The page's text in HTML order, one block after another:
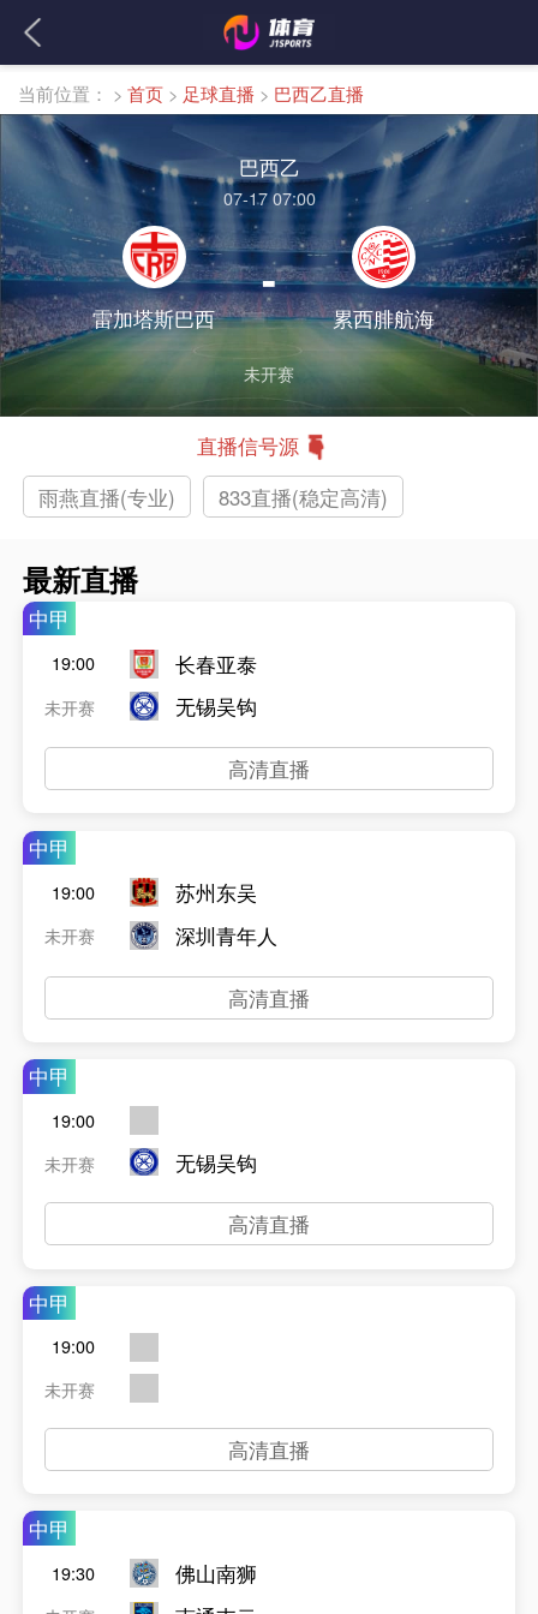
当前位置： > 首页 > 足球直播 > 巴西乙直播
巴西乙
07-17 07:00
雷加塔斯巴西
-
累西腓航海
未开赛
直播信号源
雨燕直播(专业)
833直播(稳定高清)
最新直播
中甲
19:00
未开赛
长春亚泰
无锡吴钩
高清直播
中甲
19:00
未开赛
苏州东吴
深圳青年人
高清直播
中甲
19:00
未开赛
无锡吴钩
高清直播
中甲
19:00
未开赛
高清直播
中甲
19:30
佛山南狮